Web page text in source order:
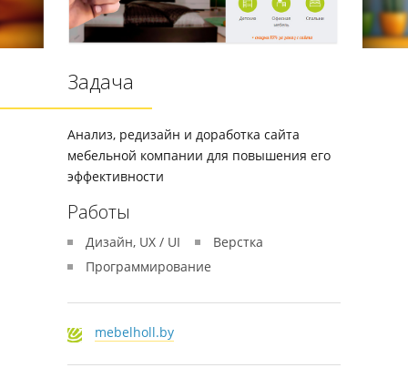
Задача
Анализ, редизайн и доработка сайта
мебельной компании для повышения его
эффективности
Работы
Дизайн, UX / UI
Верстка
Программирование
mebelholl.by